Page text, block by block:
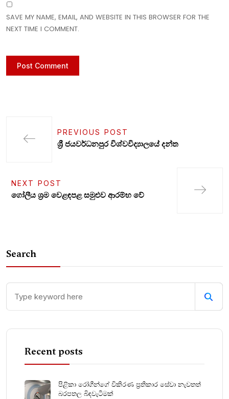
SAVE MY NAME, EMAIL, AND WEBSITE IN THIS BROWSER FOR THE
NEXT TIME I COMMENT.
PREVIOUS POST
ශ්‍රී ජයවර්ධනපුර විශ්වවිද්‍යාලයේ දන්ත
NEXT POST
ගෝලීය ශ්‍රම වෙළඳපළ සමුළුව ආරම්භ වේ
Search
Recent posts
පිළිකා රෝගීන්ගේ විකිරණ ප්‍රතිකාර සේවා නැවතත්
බරපතල බිඳවැටීමක්